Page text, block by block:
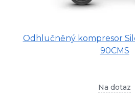
Odhlučněný kompresor
90CMS
Na dotaz